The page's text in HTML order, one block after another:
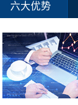
六大优势